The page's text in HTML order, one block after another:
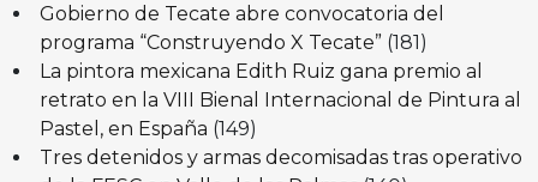
Gobierno de Tecate abre convocatoria del
programa “Construyendo X Tecate” (181)
La pintora mexicana Edith Ruiz gana premio al
retrato en la VIII Bienal Internacional de Pintura al
Pastel, en España (149)
Tres detenidos y armas decomisadas tras operativo